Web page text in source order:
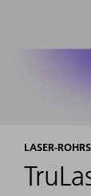
LASER-